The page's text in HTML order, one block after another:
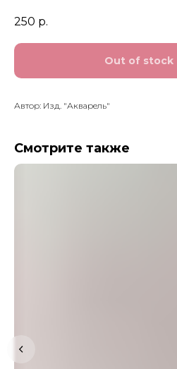
250 р.
Out of stock
Автор: Изд. "Акварель"
Смотрите также